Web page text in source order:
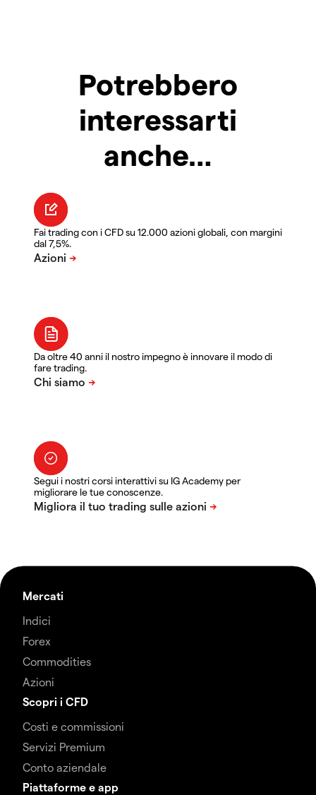
Potrebbero
interessarti
anche…
Fai trading con i CFD su 12.000 azioni globali, con margini
dal 7,5%.
Da oltre 40 anni il nostro impegno è innovare il modo di
fare trading.
Segui i nostri corsi interattivi su IG Academy per
migliorare le tue conoscenze.
Mercati
Indici
Forex
Commodities
Azioni
Scopri i CFD
Costi e commissioni
Servizi Premium
Conto aziendale
Piattaforme e app